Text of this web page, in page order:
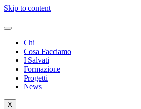
Skip to content
Chi
Cosa Facciamo
I Salvati
Formazione
Progetti
News
X